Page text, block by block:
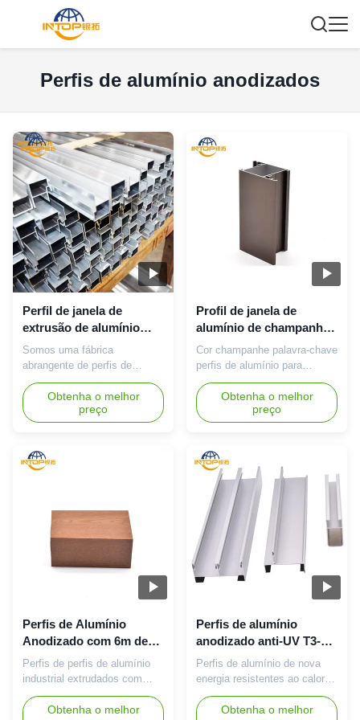
Perfis de alumínio anodizados
Perfil de janela de
extrusão de alumínio
6063 anodizado
personalizado
Somos uma fábrica
abrangente de perfis de
alumínio em grande escala,
especializada no
desenvolvimento, projeto e
fabricação de extrusões de
de 90 mil metros quadrados,
possuímos 8 linhas de
marketing de comércio
exterior...
Obtenha o melhor
preço
Profil de janela de
alumínio de champanhe
anodizado para o
mercado africano
Cor champanhe palavra-chave
perfis de alumínio para
janelas Mercado primário
África Material 6063 T5
Serviço de processamento
Dobra, desbobinamento,
corte, CNC Nóspossui vasta
experiência na produção e
aplicação automatizada de
perfis industriais de alumínio
(10 anos); 2. ...
Obtenha o melhor
preço
Perfis de Alumínio
Anodizado com 6m de
Comprimento T3-T8
Perfis de Alumínio
Perfis de perfis de alumínio
industrial extrudados com
precisão, com tolerância
estreita (±0,1 mm) e
Obtenha o melhor
Perfis de alumínio
anodizado anti-UV T3-T8
6063 Perfis de extrusão
de liga
Perfis de alumínio de nova
energia resistentes ao calor
Anti - uso de alumínio
revestido dos quadros da
Obtenha o melhor